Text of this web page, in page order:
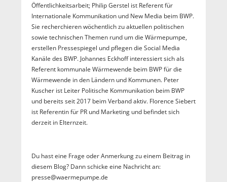
Öffentlichkeitsarbeit; Philip Gerstel ist Referent für
Internationale Kommunikation und New Media beim BWP.
Sie recherchieren wöchentlich zu aktuellen politischen
sowie technischen Themen rund um die Wärmepumpe,
erstellen Pressespiegel und pflegen die Social Media
Kanäle des BWP. Johannes Eckhoff interessiert sich als
Referent kommunale Wärmewende beim BWP für die
Wärmewende in den Ländern und Kommunen. Peter
Kuscher ist Leiter Politische Kommunikation beim BWP
und bereits seit 2017 beim Verband aktiv. Florence Siebert
ist Referentin für PR und Marketing und befindet sich
derzeit in Elternzeit.
Du hast eine Frage oder Anmerkung zu einem Beitrag in
diesem Blog? Dann schicke eine Nachricht an:
presse@waermepumpe.de